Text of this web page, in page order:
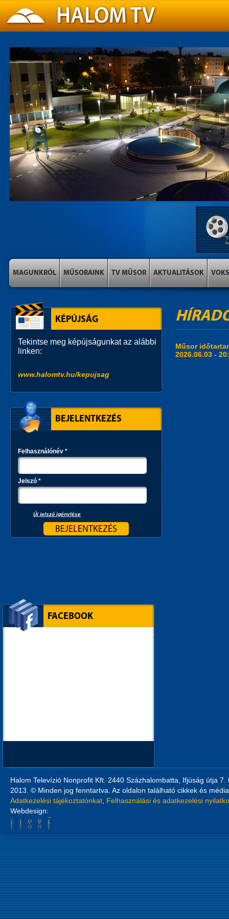
MAGUNKRÓL MŰSORAINK TV MŰSOR AKTUALITÁSOK VOKS
Műsor
2026.06.03 -
KÉPÚJSÁG
Tekintse meg képújságunkat az alábbi
linken:
www.halomtv.hu/kepujsag
BEJELENTKEZÉS
Felhasználónév *
Jelszó *
Új jelszó igénylése
FACEBOOK
Halom Televízió Nonprofit Kft. 2440 Százhalombatta, Ifjúság útja
2013. © Minden jog fenntartva. Az oldalon található cikkek és
Adatkezelési tájékoztatónkat Felhasználási és adatkezelési
Webdesign: